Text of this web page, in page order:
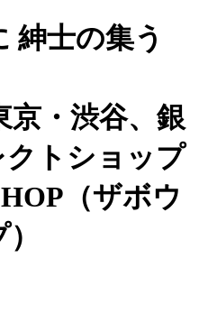
紳士の集う
京・渋谷、銀
トショップ
（ザボウ